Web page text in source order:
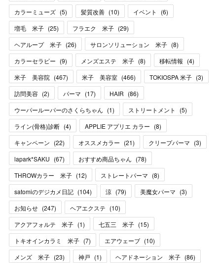
カラーミューズ (5) 髪質改善 (10) イベント (6)
増毛 米子 (25) フラエク 米子 (29)
ヘアループ 米子 (26) サロンソリューション 米子 (8)
カラーセラピー (9) メンズエステ 米子 (8) 移転情報 (4)
米子 美容院 (467) 米子 美容室 (466) TOKIOSPA 米子 (3)
訪問美容 (2) パーマ (17) HAIR (86)
ウーパールーパーのさくらちゃん (1) ストリートメント (5)
ライン(骨格)診断 (4) APPLIE アプリエ カラー (8)
キャンペーン (22) オススメカラー (21) クリープパーマ (3)
lapark*SAKU (67) おすすめ商品ちゃん (78)
THROWカラー 米子 (12) ストレートパーマ (8)
satomiのデジカメ日記 (104) 涼 (79) 美魔女パーマ (3)
お知らせ (247) ヘアエクステ (10)
アクアフォルテ 米子 (1) 七五三 米子 (15)
トキオインカラミ 米子 (7) エアウェーブ (10)
メンズ 米子 (23) 神戸 (1) ヘアドネーション 米子 (86)